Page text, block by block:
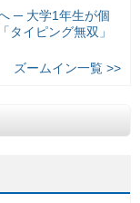
─ 大学1年生が個
タイピング無双」
ズームイン一覧 >>